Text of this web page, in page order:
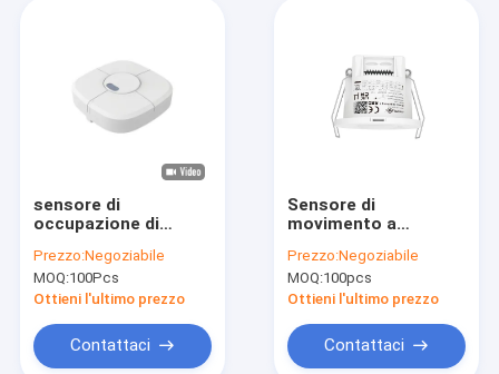
Spettacolo VR
Contattaci
Notizie
sensore di
occupazione di
microonda di 400W
WiFi per la cucina
della toilette
Prezzo:Negoziabile
MOQ:100Pcs
Ottieni l'ultimo prezzo
Contattaci
Sensore di
movimento a
standalone IP20
montato a filo per
uso nel corridoio di
commerciale
Prezzo:Negoziabile
MOQ:100pcs
Ottieni l'ultimo prezzo
Contattaci